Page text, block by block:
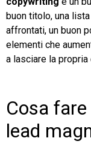
buon titolo, una
affrontati, un buon
elementi che
a lasciare la propria
Cosa
lead